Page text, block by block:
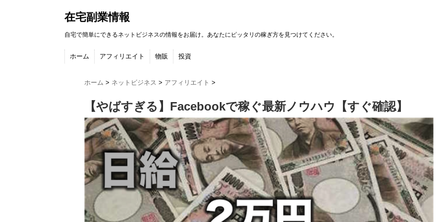
在宅副業情報
自宅で簡単にできるネットビジネスの情報をお届け。あなたにピッタリの稼ぎ方を見つけてください。
ホーム アフィリエイト 物販 投資
ホーム > ネットビジネス > アフィリエイト >
【やばすぎる】Facebookで稼ぐ最新ノウハウ【すぐ確認】